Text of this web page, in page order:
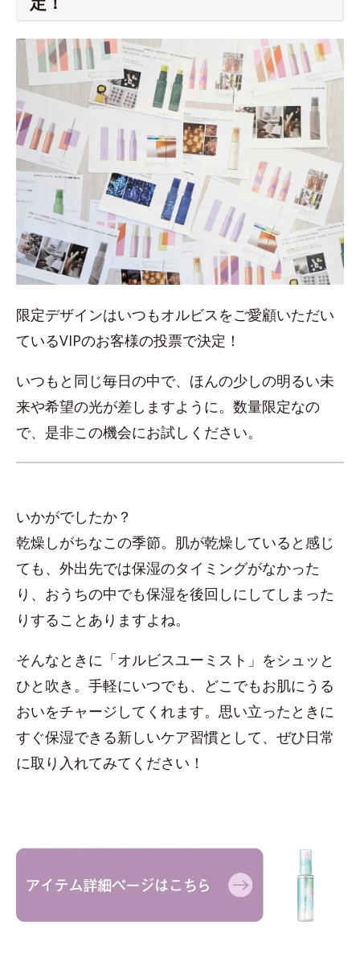
限定デザインはいつもオルビスをご愛顧いただい
ているVIPのお客様の投票で決定！
いつもと同じ毎日の中で、ほんの少しの明るい未
来や希望の光が差しますように。数量限定なの
で、是非この機会にお試しください。
いかがでしたか？
乾燥しがちなこの季節。肌が乾燥していると感じ
ても、外出先では保湿のタイミングがなかった
り、おうちの中でも保湿を後回しにしてしまった
りすることありますよね。
そんなときに「オルビスユーミスト」をシュッと
ひと吹き。手軽にいつでも、どこでもお肌にうる
おいをチャージしてくれます。思い立ったときに
すぐ保湿できる新しいケア習慣として、ぜひ日常
に取り入れてみてください！